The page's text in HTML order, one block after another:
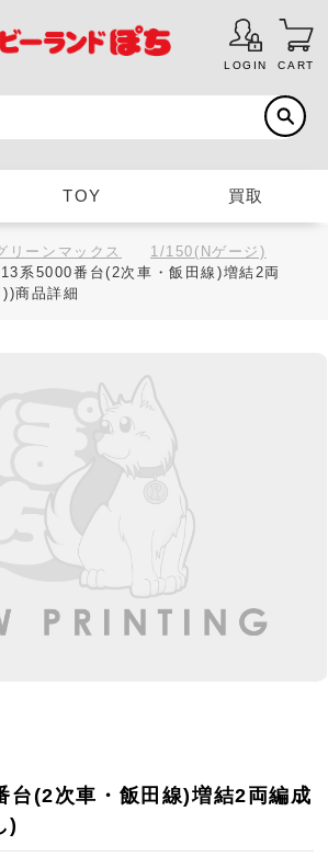
LOGIN CART
TOY 買取
リーンマックス
1/150(Nゲージ)
系5000番台(2次車・飯田線)増結2両
商品詳細
台(2次車・飯田線)増結2両編成
)